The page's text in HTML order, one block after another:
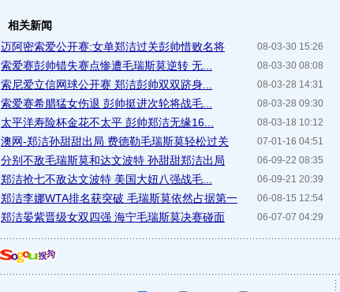
相关新闻
08-03-30 15:26
迈阿密索爱公开赛:女单郑洁过关彭帅惜败名将
08-03-30 08:08
索爱赛彭帅错失赛点惨遭毛瑞斯莫逆转 无...
08-03-28 14:31
索尼爱立信网球公开赛 郑洁彭帅双双跻身...
08-03-28 09:30
索爱赛希腊猛女伤退 彭帅挺进次轮将战毛...
08-03-18 10:12
太平洋寿险杯金花不太平 彭帅郑洁无缘16...
07-01-16 04:51
澳网-郑洁孙甜甜出局 费德勒毛瑞斯莫轻松过关
06-09-22 08:35
分别不敌毛瑞斯莫和达文波特 孙甜甜郑洁出局
06-09-21 20:39
郑洁抢七不敌达文波特 美国大妞八强战毛...
06-08-15 12:54
郑洁李娜WTA排名获突破 毛瑞斯莫依然占据第一
06-07-07 04:29
郑洁晏紫晋级女双四强 海宁毛瑞斯莫决赛碰面